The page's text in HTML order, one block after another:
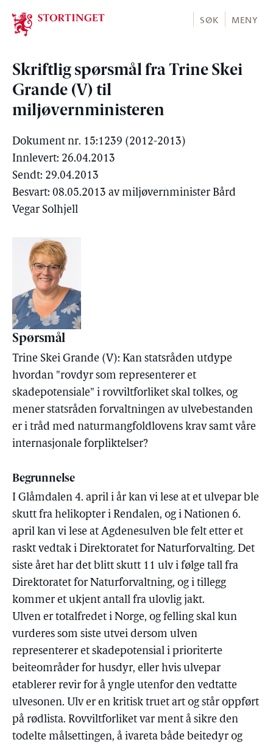
Stortinget.no
SØK MENY
Skriftlig spørsmål fra Trine Skei
Grande (V) til
miljøvernministeren
Dokument nr. 15:1239 (2012-2013)
Innlevert: 26.04.2013
Sendt: 29.04.2013
Besvart: 08.05.2013 av miljøvernminister Bård
Vegar Solhjell
Spørsmål
Trine Skei Grande (V): Kan statsråden utdype
hvordan "rovdyr som representerer et
skadepotensiale" i rovviltforliket skal tolkes, og
mener statsråden forvaltningen av ulvebestanden
er i tråd med naturmangfoldlovens krav samt våre
internasjonale forpliktelser?
Begrunnelse
I Glåmdalen 4. april i år kan vi lese at et ulvepar ble
skutt fra helikopter i Rendalen, og i Nationen 6.
april kan vi lese at Agdenesulven ble felt etter et
raskt vedtak i Direktoratet for Naturforvalting. Det
siste året har det blitt skutt 11 ulv i følge tall fra
Direktoratet for Naturforvaltning, og i tillegg
kommer et ukjent antall fra ulovlig jakt.
Ulven er totalfredet i Norge, og felling skal kun
vurderes som siste utvei dersom ulven
representerer et skadepotensial i prioriterte
beiteområder for husdyr, eller hvis ulvepar
etablerer revir for å yngle utenfor den vedtatte
ulvesonen. Ulv er en kritisk truet art og står oppført
på rødlista. Rovviltforliket var ment å sikre den
todelte målsettingen, å ivareta både beitedyr og